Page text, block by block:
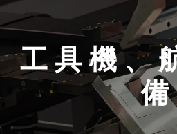
工 具 機 、
備